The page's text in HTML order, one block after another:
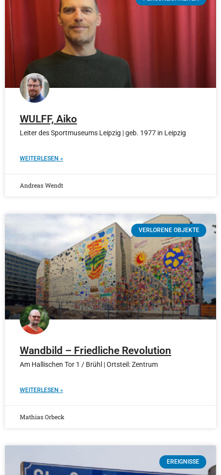
WULFF, Aiko
Leiter des Sportmuseums Leipzig | geb. 1977 in Leipzig
WEITERLESEN »
Andreas Wendt
VERLORENE OBJEKTE
Wandbild – Friedliche Revolution
Am Hallischen Tor 1 / Brühl | Ortsteil: Zentrum
WEITERLESEN »
Mathias Orbeck
EREIGNISSE